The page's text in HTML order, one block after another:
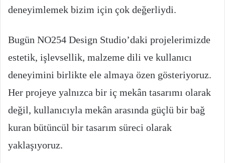
deneyimlemek bizim için çok değerliydi.
Bugün NO254 Design Studio’daki projelerimizde
estetik, işlevsellik, malzeme dili ve kullanıcı
deneyimini birlikte ele almaya özen gösteriyoruz.
Her projeye yalnızca bir iç mekân tasarımı olarak
değil, kullanıcıyla mekân arasında güçlü bir bağ
kuran bütüncül bir tasarım süreci olarak
yaklaşıyoruz.